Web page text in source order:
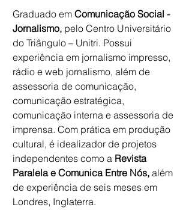
Graduado em Comunicação Social -
Jornalismo, pelo Centro Universitário
do Triângulo – Unitri. Possui
experiência em jornalismo impresso,
rádio e web jornalismo, além de
assessoria de comunicação,
comunicação estratégica,
comunicação interna e assessoria de
imprensa. Com prática em produção
cultural, é idealizador de projetos
independentes como a Revista
Paralela e Comunica Entre Nós, além
de experiência de seis meses em
Londres, Inglaterra.